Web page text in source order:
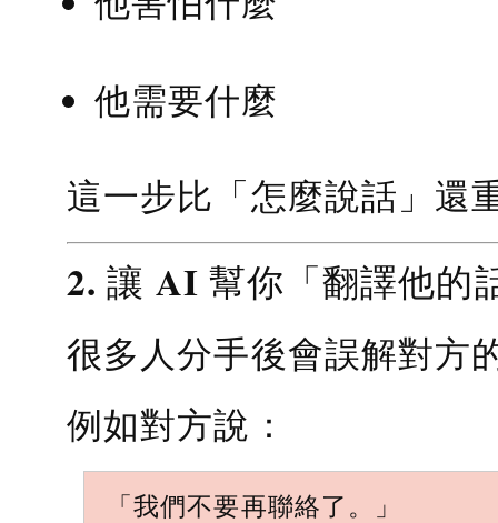
他需要什麼
這一步比「怎麼說話」還
2. 讓 AI 幫你「翻譯他的
很多人分手後會誤解對方
例如對方說：
「我們不要再聯絡了。」